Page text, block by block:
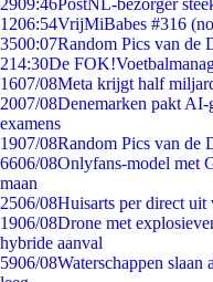
2909:46PostNL-bezorger
1206:54VrijMiBabes #316
3500:07Random Pics van de
214:30De
1607/08Meta krijgt half
2007/08Denemarken pakt AI-
examens
1907/08Random Pics van de
6606/08Onlyfans-model met
maan
2506/08Huisarts per direct
1906/08Drone met
hybride aanval
5906/08Waterschappen slaan